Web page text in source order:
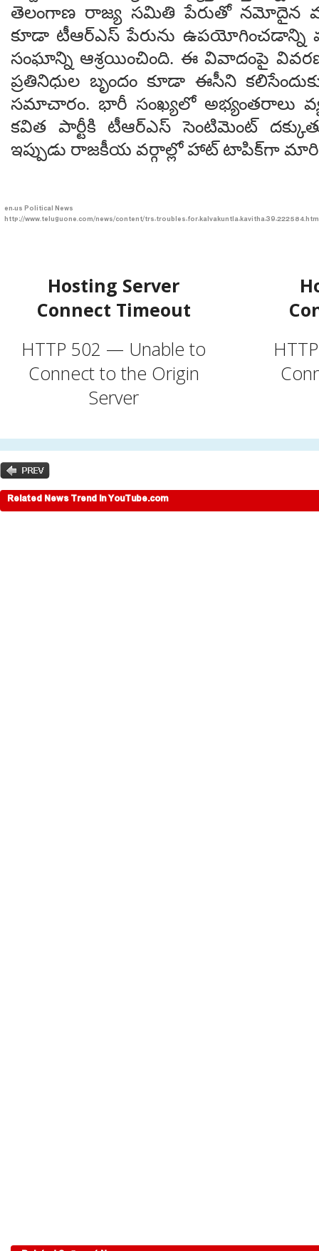
తెలంగాణ రాజ్య సమితి పేరుతో నమోదైన
కూడా టీఆర్ఎస్ పేరును ఉపయోగించడాన్ని
సంఘాన్ని ఆశ్రయించింది. ఈ వివాదంపై వివరణ
ప్రతినిధుల బృందం కూడా ఈసీని కలిసేందుకు
సమాచారం. భారీ సంఖ్యలో అభ్యంతరాలు
కవిత పార్టీకి టీఆర్ఎస్ సెంటిమెంట్
ఇప్పుడు రాజకీయ వర్గాల్లో హాట్ టాపిక్‌గా
en-usPolitical News
http://www.teluguone.com/news/content/trs-troubles-for-kalvakuntla-kavitha-39-